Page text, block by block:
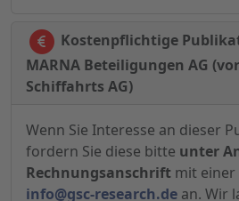
Kostenpflichtige
MARNA Beteiligungen AG
Schiffahrts AG)
Wenn Sie Interesse an dieser
fordern Sie diese bitte unter
Rechnungsanschrift mit einer
info@gsc-research.de an. Wir